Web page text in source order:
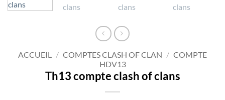
ACCUEIL / COMPTES CLASH OF CLAN / COMPTE
HDV13
Th13 compte clash of clans